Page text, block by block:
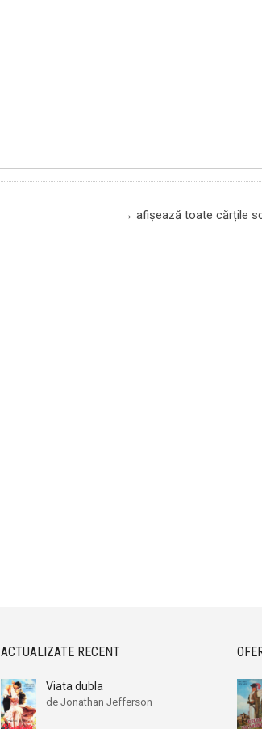
→ afișează toate cărțile
ACTUALIZATE RECENT
Viata dubla
de Jonathan Jefferson